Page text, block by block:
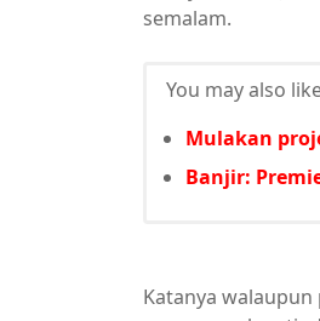
semalam.
You may also
Mulakan
Banjir:
Katanya